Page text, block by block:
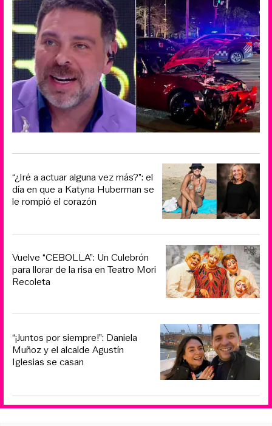
“¿Iré a actuar alguna vez más?”: el
día en que a Katyna Huberman se
le rompió el corazón
Vuelve “CEBOLLA”: Un Culebrón
para llorar de la risa en Teatro Mori
Recoleta
“¡Juntos por siempre!”: Daniela
Muñoz y el alcalde Agustín
Iglesias se casan